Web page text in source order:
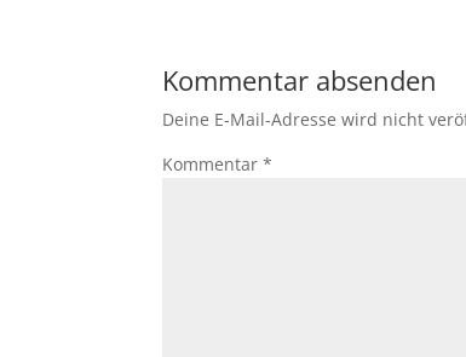
Kommentar absenden
Deine E-Mail-Adresse wird nicht
Kommentar*